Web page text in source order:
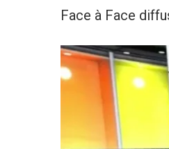
Face à Face
View
Larger